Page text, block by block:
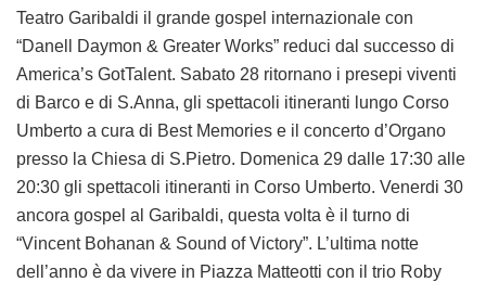
Teatro Garibaldi il grande gospel internazionale con
“Danell Daymon & Greater Works” reduci dal successo di
America’s GotTalent. Sabato 28 ritornano i presepi viventi
di Barco e di S.Anna, gli spettacoli itineranti lungo Corso
Umberto a cura di Best Memories e il concerto d’Organo
presso la Chiesa di S.Pietro. Domenica 29 dalle 17:30 alle
20:30 gli spettacoli itineranti in Corso Umberto. Venerdi 30
ancora gospel al Garibaldi, questa volta è il turno di
“Vincent Bohanan & Sound of Victory”. L’ultima notte
dell’anno è da vivere in Piazza Matteotti con il trio Roby